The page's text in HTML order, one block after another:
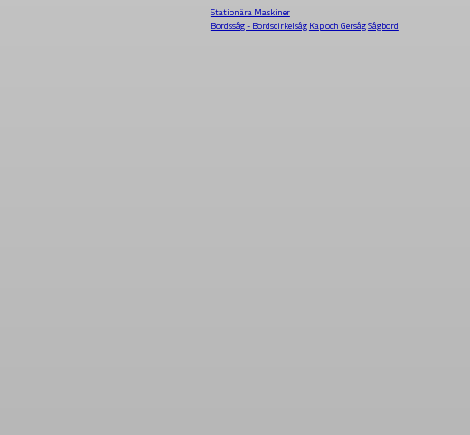
Stationära Maskiner
Bordssåg - Bordscirkelsåg Kap och GersågSågbord